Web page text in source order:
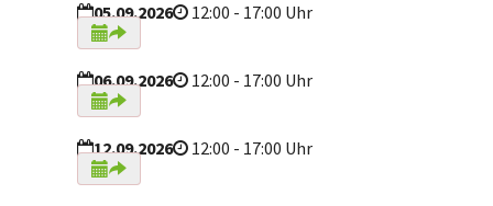
05.09.2026 12:00 - 17:00 Uhr
06.09.2026 12:00 - 17:00 Uhr
12.09.2026 12:00 - 17:00 Uhr